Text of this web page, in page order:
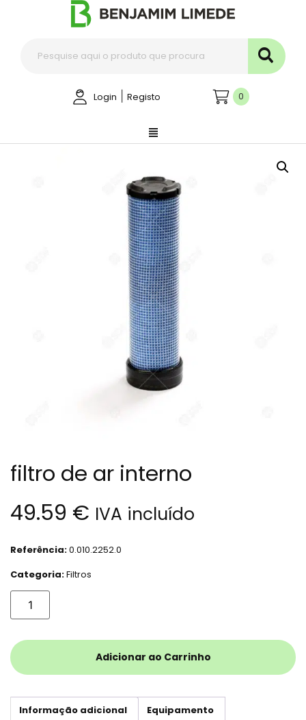
Login Registo 0
filtro de ar interno
49.59 € IVA incluído
Referência:0.010.2252.0
Categoria:Filtros
Adicionar ao Carrinho
Informação adicional Equipamento